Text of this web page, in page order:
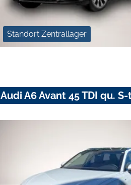
Standort Zentrallager
Audi A6 Avant 45 TDI qu.